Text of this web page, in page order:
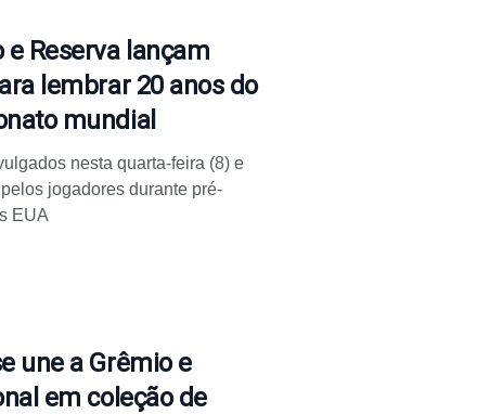
e Reserva lançam
lembrar 20 anos do
mundial
nesta quarta-feira (8) e
jogadores durante pré-
EUA
une a Grêmio e
em coleção de